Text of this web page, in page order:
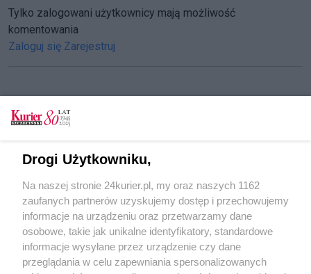
Tylko zalogowani użytkownicy mają możliwość
komentowania
Zaloguj się Zarejestruj
CZYTAJ TAKŻE
Miejsce dla targu różności
Koniec przebudowy parku Nadratowskiego
[GALERIA]
POGODA
Drogi Użytkowniku,
Na naszej stronie 24kurier.pl, my oraz naszych 1162
zaufanych partnerów uzyskujemy dostęp i przechowujemy
informacje na urządzeniu oraz przetwarzamy dane
osobowe, takie jak unikalne identyfikatory, standardowe
informacje wysyłane przez urządzenie czy dane
przeglądania w celu zapewniania spersonalizowanych